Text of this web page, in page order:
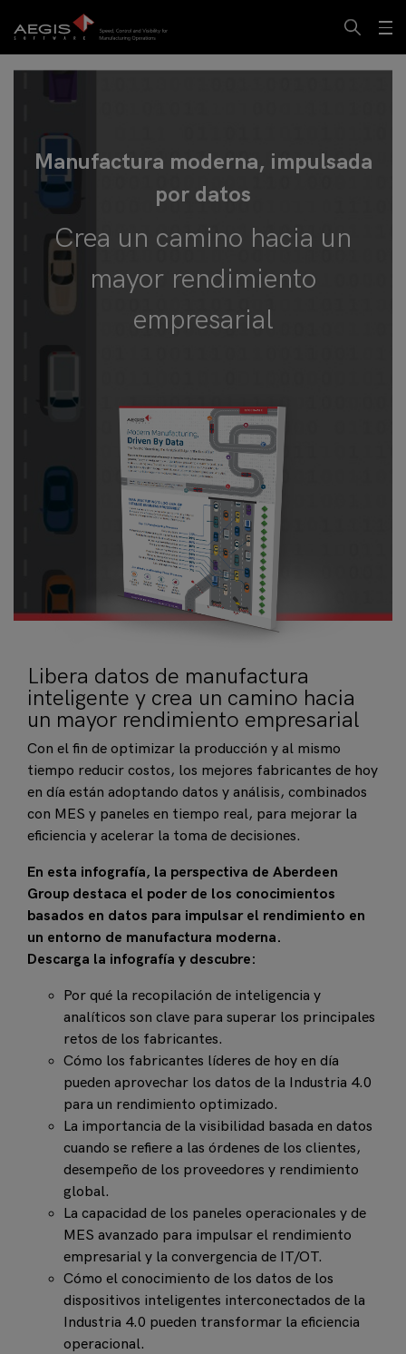
Manufactura moderna, impulsada
por datos
Crea un camino hacia un
mayor rendimiento
empresarial
Libera datos de manufactura
inteligente y crea un camino hacia
un mayor rendimiento empresarial
Con el fin de optimizar la producción y al mismo
tiempo reducir costos, los mejores fabricantes de hoy
en día están adoptando datos y análisis, combinados
con MES y paneles en tiempo real, para mejorar la
eficiencia y acelerar la toma de decisiones.
En esta infografía, la perspectiva de Aberdeen
Group destaca el poder de los conocimientos
basados en datos para impulsar el rendimiento en
un entorno de manufactura moderna.
Descarga la infografía y descubre:
Por qué la recopilación de inteligencia y
analíticos son clave para superar los principales
retos de los fabricantes.
Cómo los fabricantes líderes de hoy en día
pueden aprovechar los datos de la Industria 4.0
para un rendimiento optimizado.
La importancia de la visibilidad basada en datos
cuando se refiere a las órdenes de los clientes,
desempeño de los proveedores y rendimiento
global.
La capacidad de los paneles operacionales y de
MES avanzado para impulsar el rendimiento
empresarial y la convergencia de IT/OT.
Cómo el conocimiento de los datos de los
dispositivos inteligentes interconectados de la
Industria 4.0 pueden transformar la eficiencia
operacional.